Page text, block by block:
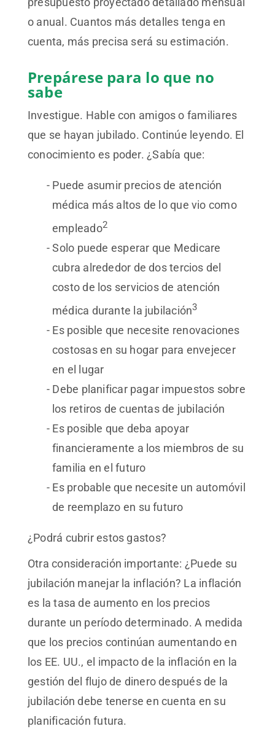
o anual. Cuantos más detalles tenga en
cuenta, más precisa será su estimación.
Prepárese para lo que no
sabe
Investigue. Hable con amigos o familiares
que se hayan jubilado. Continúe leyendo. El
conocimiento es poder. ¿Sabía que:
Puede asumir precios de atención
médica más altos de lo que vio como
empleado2
Solo puede esperar que Medicare
cubra alrededor de dos tercios del
costo de los servicios de atención
médica durante la jubilación3
Es posible que necesite renovaciones
costosas en su hogar para envejecer
en el lugar
Debe planificar pagar impuestos sobre
los retiros de cuentas de jubilación
Es posible que deba apoyar
financieramente a los miembros de su
familia en el futuro
Es probable que necesite un automóvil
de reemplazo en su futuro
¿Podrá cubrir estos gastos?
Otra consideración importante: ¿Puede su
jubilación manejar la inflación? La inflación
es la tasa de aumento en los precios
durante un período determinado. A medida
que los precios continúan aumentando en
los EE. UU., el impacto de la inflación en la
gestión del flujo de dinero después de la
jubilación debe tenerse en cuenta en su
planificación futura.